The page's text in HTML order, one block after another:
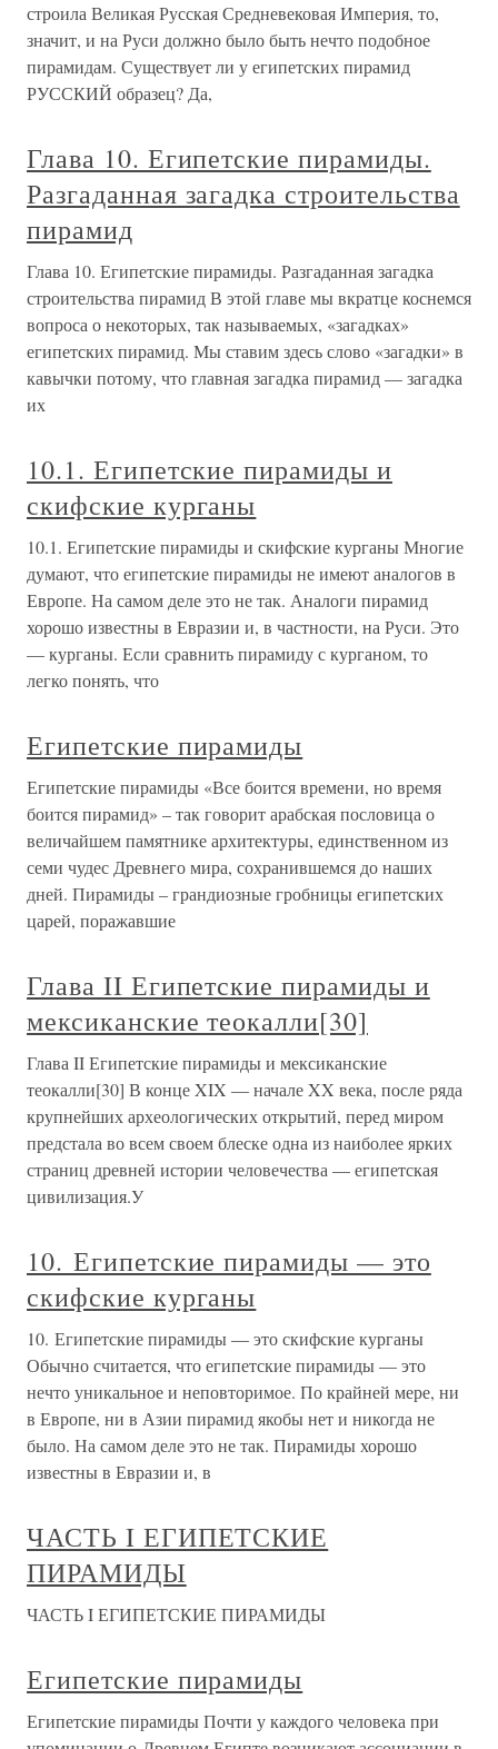
строила Великая Русская Средневековая Империя, то,
значит, и на Руси должно было быть нечто подобное
пирамидам. Существует ли у египетских пирамид
РУССКИЙ образец? Да,
Глава 10. Египетские пирамиды.
Разгаданная загадка строительства
пирамид
Глава 10. Египетские пирамиды. Разгаданная загадка
строительства пирамид В этой главе мы вкратце коснемся
вопроса о некоторых, так называемых, «загадках»
египетских пирамид. Мы ставим здесь слово «загадки» в
кавычки потому, что главная загадка пирамид — загадка
их
10.1. Египетские пирамиды и
скифские курганы
10.1. Египетские пирамиды и скифские курганы Многие
думают, что египетские пирамиды не имеют аналогов в
Европе. На самом деле это не так. Аналоги пирамид
хорошо известны в Евразии и, в частности, на Руси. Это
— курганы. Если сравнить пирамиду с курганом, то
легко понять, что
Египетские пирамиды
Египетские пирамиды «Все боится времени, но время
боится пирамид» – так говорит арабская пословица о
величайшем памятнике архитектуры, единственном из
семи чудес Древнего мира, сохранившемся до наших
дней. Пирамиды – грандиозные гробницы египетских
царей, поражавшие
Глава II Египетские пирамиды и
мексиканские теокалли[30]
Глава II Египетские пирамиды и мексиканские
теокалли[30] В конце XIX — начале XX века, после ряда
крупнейших археологических открытий, перед миром
предстала во всем своем блеске одна из наиболее ярких
страниц древней истории человечества — египетская
цивилизация.У
10. Египетские пирамиды — это
скифские курганы
10. Египетские пирамиды — это скифские курганы
Обычно считается, что египетские пирамиды — это
нечто уникальное и неповторимое. По крайней мере, ни
в Европе, ни в Азии пирамид якобы нет и никогда не
было. На самом деле это не так. Пирамиды хорошо
известны в Евразии и, в
ЧАСТЬ I ЕГИПЕТСКИЕ
ПИРАМИДЫ
ЧАСТЬ I ЕГИПЕТСКИЕ ПИРАМИДЫ
Египетские пирамиды
Египетские пирамиды Почти у каждого человека при